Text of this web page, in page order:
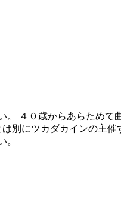
４０歳からあらため
別にツカダカインの主
。